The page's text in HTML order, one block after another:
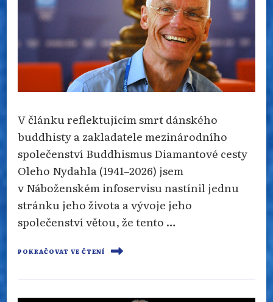
V článku reflektujícím smrt dánského
buddhisty a zakladatele mezinárodního
společenství Buddhismus Diamantové cesty
Oleho Nydahla (1941–2026) jsem
v Náboženském infoservisu nastínil jednu
stránku jeho života a vývoje jeho
společenství větou, že tento …
POKRAČOVAT VE ČTENÍ